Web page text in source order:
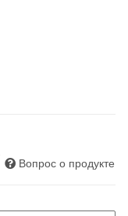
Вопрос о продукте